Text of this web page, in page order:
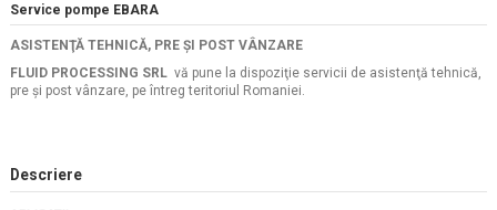
Service pompe EBARA
ASISTENŢĂ TEHNICĂ, PRE ŞI POST VÂNZARE
FLUID PROCESSING SRL vă pune la dispoziţie servicii de asistenţă tehnică,
pre şi post vânzare, pe întreg teritoriul Romaniei.
Descriere